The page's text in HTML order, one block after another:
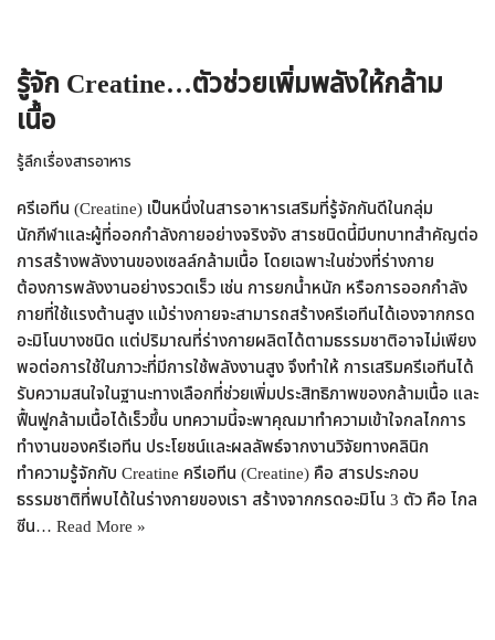
รู้จัก Creatine…ตัวช่วยเพิ่มพลังให้กล้าม
เนื้อ
รู้ลึกเรื่องสารอาหาร
ครีเอทีน (Creatine) เป็นหนึ่งในสารอาหารเสริมที่รู้จักกันดีในกลุ่ม
นักกีฬาและผู้ที่ออกกำลังกายอย่างจริงจัง สารชนิดนี้มีบทบาทสำคัญต่อ
การสร้างพลังงานของเซลล์กล้ามเนื้อ โดยเฉพาะในช่วงที่ร่างกาย
ต้องการพลังงานอย่างรวดเร็ว เช่น การยกน้ำหนัก หรือการออกกำลัง
กายที่ใช้แรงต้านสูง แม้ร่างกายจะสามารถสร้างครีเอทีนได้เองจากกรด
อะมิโนบางชนิด แต่ปริมาณที่ร่างกายผลิตได้ตามธรรมชาติอาจไม่เพียง
พอต่อการใช้ในภาวะที่มีการใช้พลังงานสูง จึงทำให้ การเสริมครีเอทีนได้
รับความสนใจในฐานะทางเลือกที่ช่วยเพิ่มประสิทธิภาพของกล้ามเนื้อ และ
ฟื้นฟูกล้ามเนื้อได้เร็วขึ้น บทความนี้จะพาคุณมาทำความเข้าใจกลไกการ
ทำงานของครีเอทีน ประโยชน์และผลลัพธ์จากงานวิจัยทางคลินิก
ทำความรู้จักกับ Creatine ครีเอทีน (Creatine) คือ สารประกอบ
ธรรมชาติที่พบได้ในร่างกายของเรา สร้างจากกรดอะมิโน 3 ตัว คือ ไกล
ซีน… Read More »